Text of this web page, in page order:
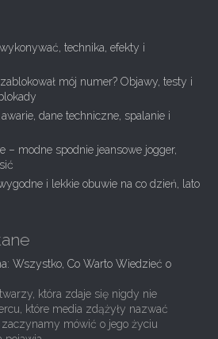
technika, efekty i
mój numer? Objawy, testy i
dane techniczne, spalanie i
– modne spodnie jeansowe jogger,
i lekkie obuwie na co dzień, lato
Wszystko, Co Warto Wiedzieć o
która zdaje się nigdy nie
które media zdążyły nazwać
mówić o jego życiu